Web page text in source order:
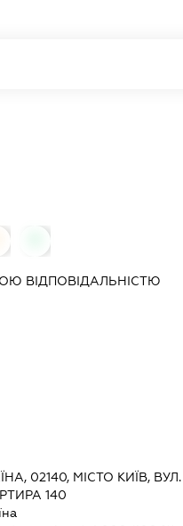
ВІДПОВІДАЛЬНІСТЮ
02140, МІСТО КИЇВ, ВУЛ.
140